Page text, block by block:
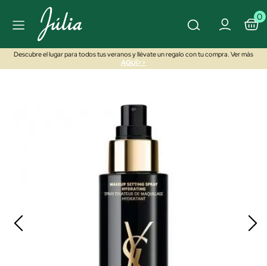
0
Descubre el lugar para todos tus veranos y llévate un regalo con tu compra. Ver más
AQUÍ>>